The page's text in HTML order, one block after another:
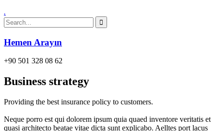
.
Hemen Arayın
+90 501 328 08 62
Business strategy
Providing the best insurance policy to customers.
Neque porro est qui dolorem ipsum quia quaed inventore veritatis et
quasi architecto beatae vitae dicta sunt explicabo. Aelltes port lacus